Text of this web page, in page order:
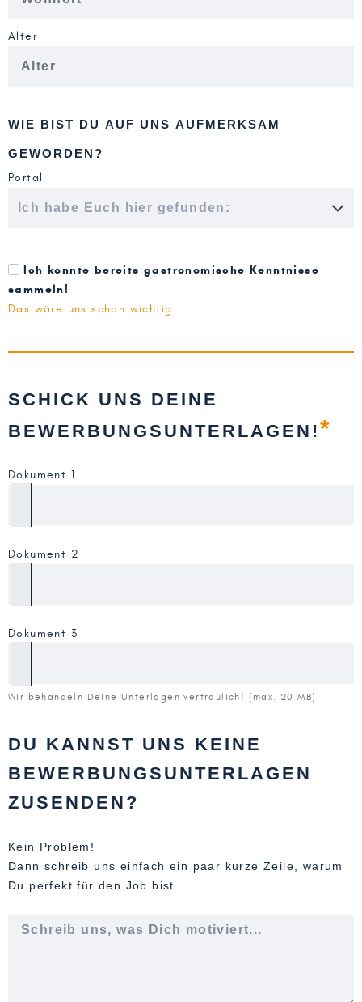
Alter
WIE BIST DU AUF UNS AUFMERKSAM
GEWORDEN?
Portal
Ich konnte bereits gastronomische Kenntnisse
sammeln!
Das wäre uns schon wichtig.
SCHICK UNS DEINE
BEWERBUNGSUNTERLAGEN!*
Dokument 1
Dokument 2
Dokument 3
Wir behandeln Deine Unterlagen vertraulich! (max. 20 MB)
DU KANNST UNS KEINE
BEWERBUNGSUNTERLAGEN
ZUSENDEN?
Kein Problem!
Dann schreib uns einfach ein paar kurze Zeile, warum
Du perfekt für den Job bist.